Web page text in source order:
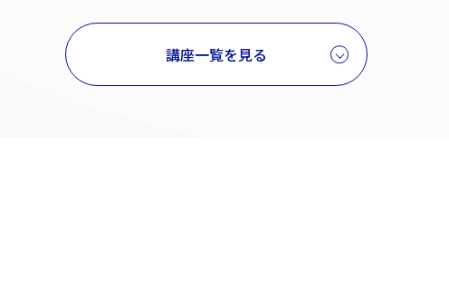
講座一覧を見る